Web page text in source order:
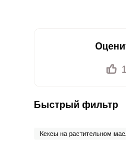
1
Быстрый фильтр
Кексы на растительном